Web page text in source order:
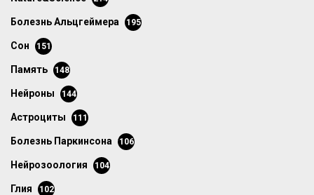
болезнь Альцгеймера 195
сон 151
память 148
нейроны 144
астроциты 111
болезнь Паркинсона 106
нейрозоология 104
глия 102